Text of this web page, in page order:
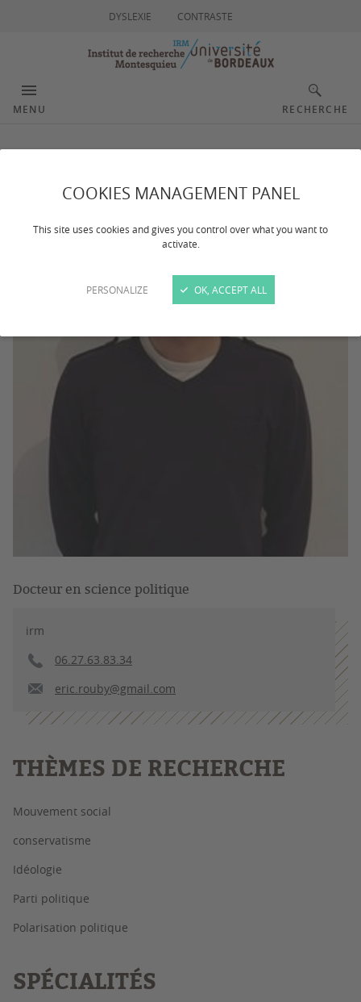
COOKIES MANAGEMENT PANEL
This site uses cookies and gives you control over what you want to
activate.
PERSONALIZE OK, ACCEPT ALL
DYSLEXIE CONTRASTE
MENU RECHERCHE
Docteur en science politique
irm
06.27.63.83.34
eric.rouby@gmail.com
THÈMES DE RECHERCHE
Mouvement social
conservatisme
Idéologie
Parti politique
Polarisation politique
SPÉCIALITÉS